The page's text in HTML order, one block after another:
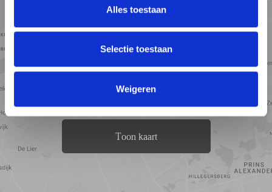
Alles toestaan
Selectie toestaan
Weigeren
Toon kaart